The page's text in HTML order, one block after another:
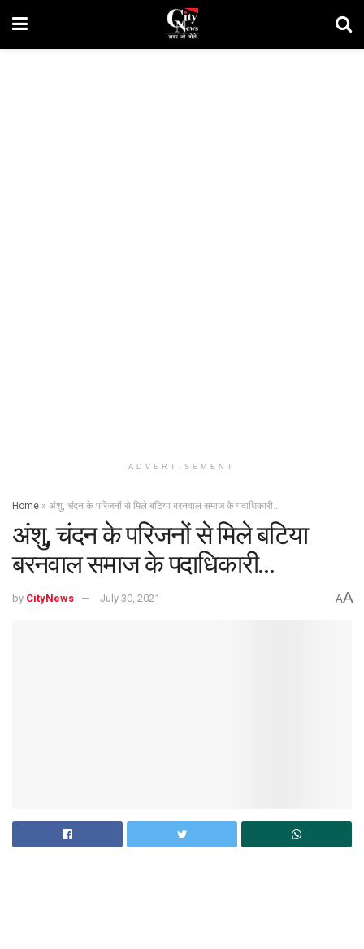
ADVERTISEMENT
Home » अंशु, चंदन के परिजनों से मिले बटिया बरनवाल समाज के पदाधिकारी…
अंशु, चंदन के परिजनों से मिले बटिया
बरनवाल समाज के पदाधिकारी…
by CityNews July 30, 2021 AA